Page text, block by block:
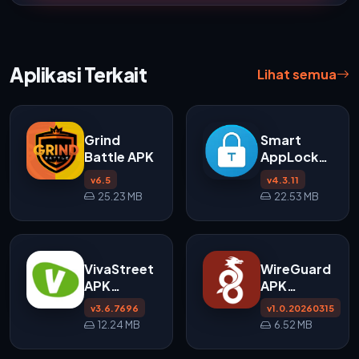
Aplikasi Terkait Lihat semua
Grind
Battle APK
v6.5
25.23 MB
Smart
AppLock
APK
v4.3.11
Android
v4.3.11
22.53 MB
VivaStreet
APK
Download
untuk
v3.6.7696
12.24 MB
WireGuard
APK
v1.0.20260315
untuk Android
v1.0.20260315
6.52 MB